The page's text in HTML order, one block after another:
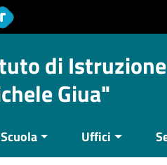
di
Giua"
Uffici